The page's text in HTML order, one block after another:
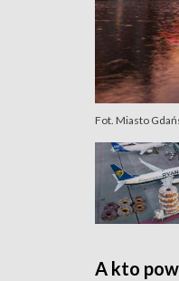
Fot. Miasto
A kto